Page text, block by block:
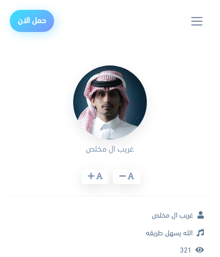
حمل الان
غريب ال مخلص
غريب ال مخلص
الله يسهل طريقه
321